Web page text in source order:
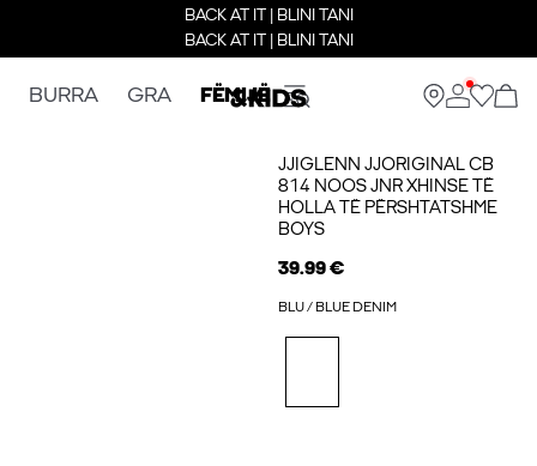
BACK AT IT | BLINI TANI
BACK AT IT | BLINI TANI
BURRA GRA FËMIJË
JJIGLENN JJORIGINAL CB
814 NOOS JNR XHINSE TË
HOLLA TË PËRSHTATSHME
BOYS
39.99 €
BLU / BLUE DENIM